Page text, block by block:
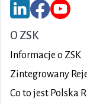
Link doLink do
O ZSK
Informacje o ZSK
Zintegrowany
Co to jest Polska